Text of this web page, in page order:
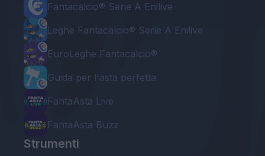
Fantacalcio® Serie A Enilive
Leghe Fantacalcio® Serie A Enilive
EuroLeghe Fantacalcio®
Guida per l'asta perfetta
FantaAsta Live
FantaAsta Buzz
Strumenti